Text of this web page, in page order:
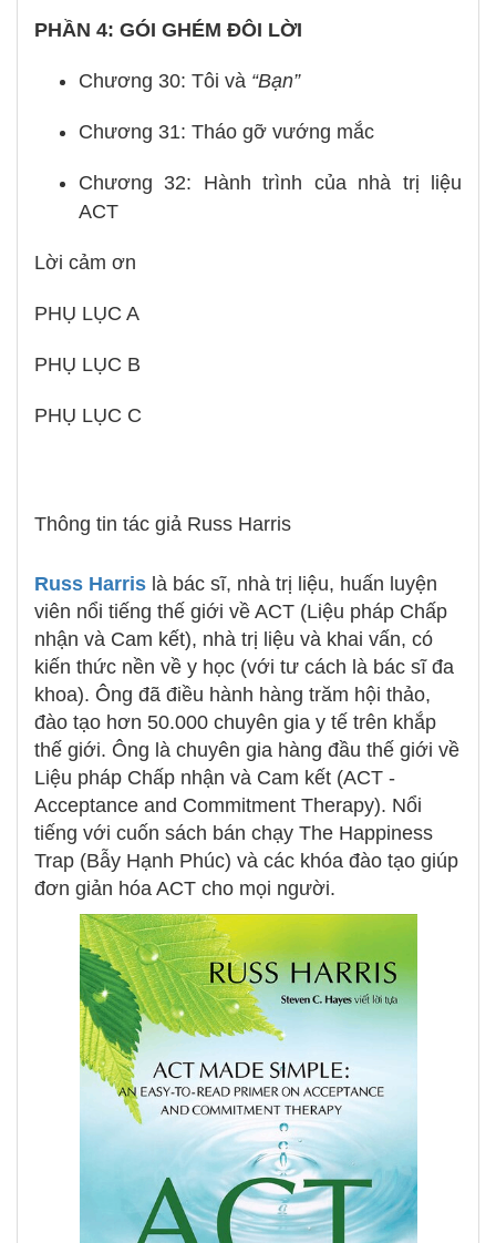
PHẦN 4: GÓI GHÉM ĐÔI LỜI
Chương 30: Tôi và “Bạn”
Chương 31: Tháo gỡ vướng mắc
Chương 32: Hành trình của nhà trị liệu
ACT
Lời cảm ơn
PHỤ LỤC A
PHỤ LỤC B
PHỤ LỤC C
Thông tin tác giả Russ Harris
Russ Harris là bác sĩ, nhà trị liệu, huấn luyện
viên nổi tiếng thế giới về ACT (Liệu pháp Chấp
nhận và Cam kết), nhà trị liệu và khai vấn, có
kiến thức nền về y học (với tư cách là bác sĩ đa
khoa). Ông đã điều hành hàng trăm hội thảo,
đào tạo hơn 50.000 chuyên gia y tế trên khắp
thế giới. Ông là chuyên gia hàng đầu thế giới về
Liệu pháp Chấp nhận và Cam kết (ACT -
Acceptance and Commitment Therapy). Nổi
tiếng với cuốn sách bán chạy The Happiness
Trap (Bẫy Hạnh Phúc) và các khóa đào tạo giúp
đơn giản hóa ACT cho mọi người.